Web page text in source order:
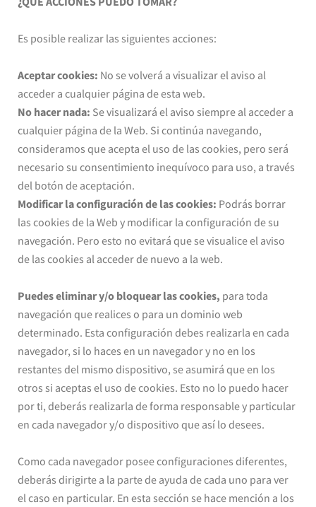
Es posible realizar las siguientes acciones:
Aceptar cookies: No se volverá a visualizar el aviso al
acceder a cualquier página de esta web.
No hacer nada: Se visualizará el aviso siempre al acceder a
cualquier página de la Web. Si continúa navegando,
consideramos que acepta el uso de las cookies, pero será
necesario su consentimiento inequívoco para uso, a través
del botón de aceptación.
Modificar la configuración de las cookies: Podrás borrar
las cookies de la Web y modificar la configuración de su
navegación. Pero esto no evitará que se visualice el aviso
de las cookies al acceder de nuevo a la web.
Puedes eliminar y/o bloquear las cookies, para toda
navegación que realices o para un dominio web
determinado. Esta configuración debes realizarla en cada
navegador, si lo haces en un navegador y no en los
restantes del mismo dispositivo, se asumirá que en los
otros si aceptas el uso de cookies. Esto no lo puedo hacer
por ti, deberás realizarla de forma responsable y particular
en cada navegador y/o dispositivo que así lo desees.
Como cada navegador posee configuraciones diferentes,
deberás dirigirte a la parte de ayuda de cada uno para ver
el caso en particular. En esta sección se hace mención a los